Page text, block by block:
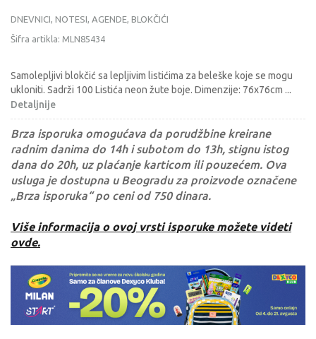
DNEVNICI, NOTESI, AGENDE, BLOKČIĆI
Šifra artikla: MLN85434
Samolepljivi blokčić sa lepljivim listićima za beleške koje se mogu
ukloniti. Sadrži 100 Listića neon žute boje. Dimenzije: 76x76cm ...
Detaljnije
Brza isporuka omogućava da porudžbine kreirane
radnim danima do 14h i subotom do 13h, stignu istog
dana do 20h, uz plaćanje karticom ili pouzećem. Ova
usluga je dostupna u Beogradu za proizvode označene
„Brza isporuka“ po ceni od 750 dinara.
Više informacija o ovoj vrsti isporuke možete videti
ovde.